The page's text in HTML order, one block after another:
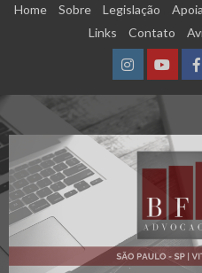
SkipHome Sobre Legislação
Links
Contato
Instagram